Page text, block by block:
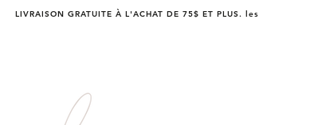
LIVRAISON GRATUITE À L'ACHAT DE 75$ ET PLUS. les